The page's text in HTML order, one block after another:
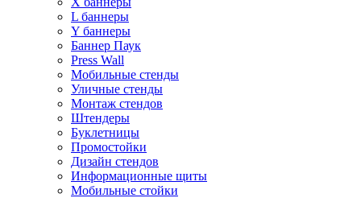
L баннеры
Y баннеры
Баннер Паук
Press Wall
Мобильные стенды
Уличные стенды
Монтаж стендов
Штендеры
Буклетницы
Промостойки
Дизайн стендов
Информационные щиты
Мобильные стойки